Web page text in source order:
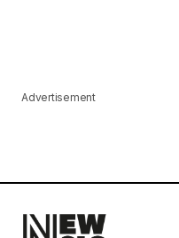
Advertisement